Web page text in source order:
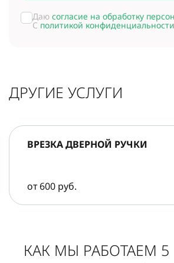
Даю согласие на обработку
С политикой конфиденциальности
ДРУГИЕ УСЛУГИ
ВРЕЗКА ДВЕРНОЙ РУЧКИ
от 600 руб.
КАК МЫ РАБОТАЕМ